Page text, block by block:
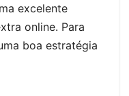
excelente
online. Para
boa estratégia